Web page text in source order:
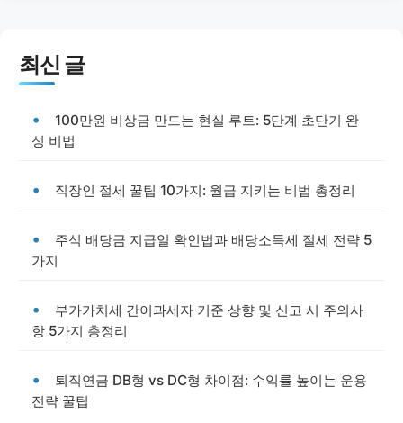
최신 글
100만원 비상금 만드는 현실 루트: 5단계 초단기 완
성 비법
직장인 절세 꿀팁 10가지: 월급 지키는 비법 총정리
주식 배당금 지급일 확인법과 배당소득세 절세 전략 5
가지
부가가치세 간이과세자 기준 상향 및 신고 시 주의사
항 5가지 총정리
퇴직연금 DB형 vs DC형 차이점: 수익률 높이는 운용
전략 꿀팁